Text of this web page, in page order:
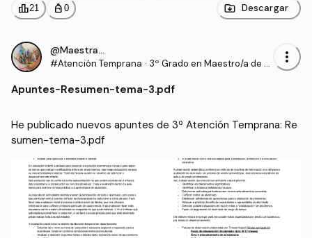
leaderboard21 personal_bag 0 Descargar
@Maestrasu
#Atención Temprana · 3º Grado en Maestro/a de E
more_vert
Apuntes-Resumen-tema-3.pdf
He publicado nuevos apuntes de 3º Atención Temprana: Re
sumen-tema-3.pdf